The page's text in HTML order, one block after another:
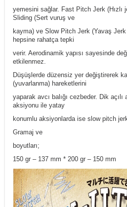
yemesini sağlar. Fast Pitch Jerk (Hızlı
Sliding (Sert vuruş ve
kayma) ve Slow Pitch Jerk (Yavaş Jerk
hepsine rahatça tepki
verir. Aerodinamik yapısı sayesinde
etkilenmez.
Düşüşlerde düzensiz yer değiştirerek
(yuvarlanma) hareketlerini
yaparak avcı balığı cezbeder. Dik
aksiyonu ile yatay
konumlu aksiyonlarda ise slow pitch
Gramaj ve
boyutları;
150 gr – 137 mm * 200 gr – 150 mm